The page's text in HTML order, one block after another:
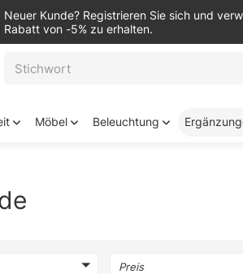
Neuer Kunde? Registrieren Sie sich und
Rabatt von -5% zu erhalten.
Möbel Beleuchtung
Preis